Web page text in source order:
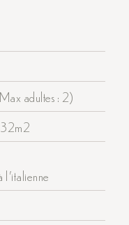
adultes : 2)
l'italienne